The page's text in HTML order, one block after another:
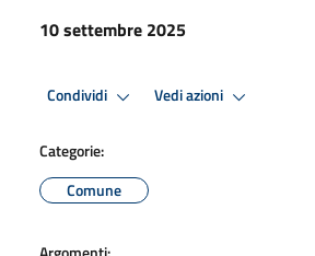
10 settembre 2025
Condividi Vedi azioni
Categorie:
Comune